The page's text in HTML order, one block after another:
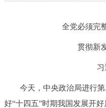
机
决策公开 专
全党必须完
贯彻新
今天，中央政治局进行第
好“十四五”时期我国发展开